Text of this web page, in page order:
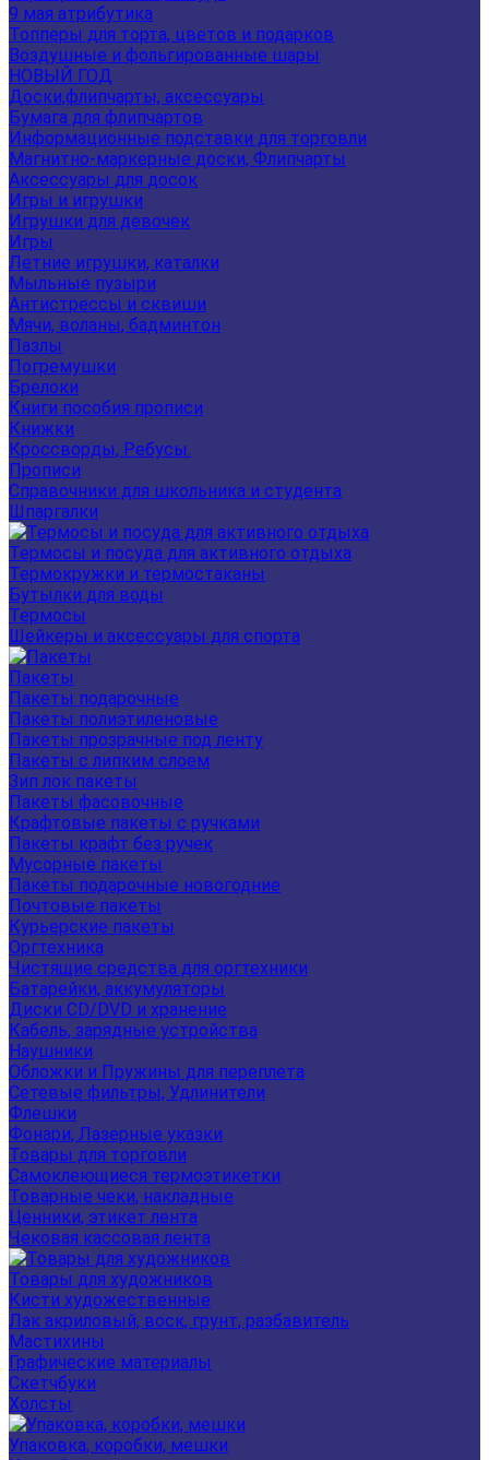
9 мая атрибутика
Топперы для торта, цветов и подарков
Воздушные и фольгированные шары
НОВЫЙ ГОД
Доски,флипчарты, аксессуары
Бумага для флипчартов
Информационные подставки для торговли
Магнитно-маркерные доски, Флипчарты
Аксессуары для досок
Игры и игрушки
Игрушки для девочек
Игры
Летние игрушки, каталки
Мыльные пузыри
Антистрессы и сквиши
Мячи, воланы, бадминтон
Пазлы
Погремушки
Брелоки
Книги пособия прописи
Книжки
Кроссворды, Ребусы.
Прописи
Справочники для школьника и студента
Шпаргалки
Термосы и посуда для активного отдыха
Термокружки и термостаканы
Бутылки для воды
Термосы
Шейкеры и аксессуары для спорта
Пакеты
Пакеты подарочные
Пакеты полиэтиленовые
Пакеты прозрачные под ленту
Пакеты с липким слоем
Зип лок пакеты
Пакеты фасовочные
Крафтовые пакеты с ручками
Пакеты крафт без ручек
Мусорные пакеты
Пакеты подарочные новогодние
Почтовые пакеты
Курьерские пакеты
Оргтехника
Чистящие средства для оргтехники
Батарейки, аккумуляторы
Диски CD/DVD и хранение
Кабель, зарядные устройства
Наушники
Обложки и Пружины для переплета
Сетевые фильтры, Удлинители
Флешки
Фонари, Лазерные указки
Товары для торговли
Самоклеющиеся термоэтикетки
Товарные чеки, накладные
Ценники, этикет лента
Чековая кассовая лента
Товары для художников
Кисти художественные
Лак акриловый, воск, грунт, разбавитель
Мастихины
Графические материалы
Скетчбуки
Холсты
Упаковка, коробки, мешки